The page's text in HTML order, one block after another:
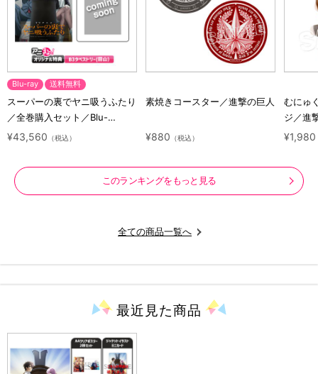
Blu-ray 送料無料
スーパーの裏でヤニ吸うふたり
／全巻購入セット／Blu-
ray（アニまるっ！オリジナル
¥43,560 （税込）
素焼きコースター／進撃の巨人
¥880 （税込）
むにゅ
ジ／進
ラクタ
¥1,980
このランキングをもっと見る
全ての商品一覧へ
最近見た商品